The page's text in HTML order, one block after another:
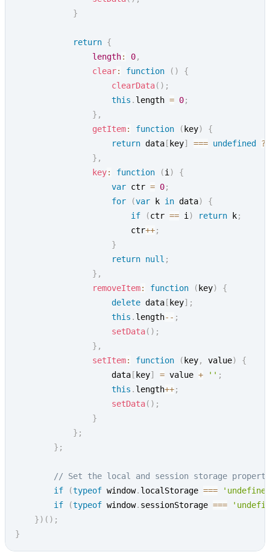
}
return {
length: 0,
clear: function ( )
{
clearData( ) ;
this . length = 0;
} ,
getItem: function ( key)
{
return data [ key] === undefined
?
} ,
key: function (i )
{
var ctr = 0;
for
(var k in data)
{
if
(ctr == i ) return k;
                        ctr
++;
}
return null ;
} ,
removeItem: function ( key)
{
delete data [ key] ;
this . length-- ;
setData( ) ;
} ,
setItem: function ( key, value)
{
                    data
[ key] = value + '' ;
this . length++;
setData( ) ;
}
} ;
} ;
// Set the local and session storage
if
(typeof window. localStorage ===
if
(typeof window. sessionStorage ===
}) ( ) ;
}